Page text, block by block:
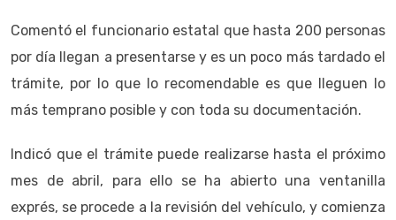
Comentó el funcionario estatal que hasta 200 personas
por día llegan a presentarse y es un poco más tardado el
trámite, por lo que lo recomendable es que lleguen lo
más temprano posible y con toda su documentación.
Indicó que el trámite puede realizarse hasta el próximo
mes de abril, para ello se ha abierto una ventanilla
exprés, se procede a la revisión del vehículo, y comienza